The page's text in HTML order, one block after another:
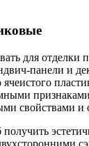
для отделки
панели и
ячеистого
свойствами и